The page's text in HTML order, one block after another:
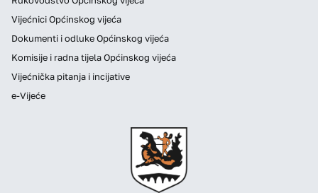
Vijećnici Općinskog vijeća
Dokumenti i odluke Općinskog vijeća
Komisije i radna tijela Općinskog vijeća
Vijećnička pitanja i incijative
e-Vijeće